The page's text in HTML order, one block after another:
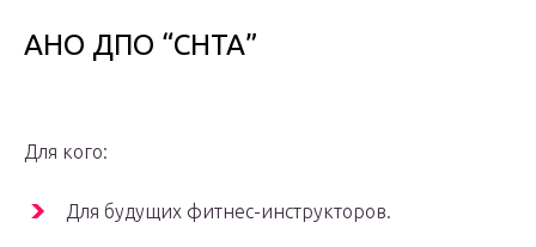
АНО ДПО “СНТА”
Для кого:
Для будущих фитнес-инструкторов.